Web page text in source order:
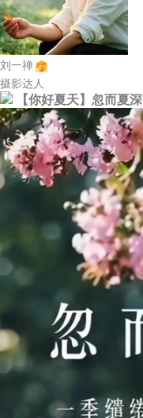
刘一禅
摄影达人
【你好夏天】忽而夏深